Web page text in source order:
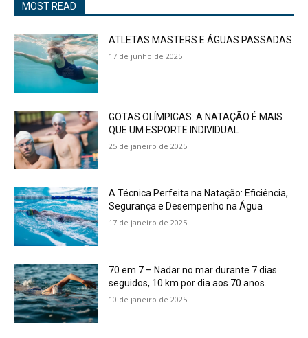
MOST READ
ATLETAS MASTERS E ÁGUAS PASSADAS
17 de junho de 2025
GOTAS OLÍMPICAS: A NATAÇÃO É MAIS
QUE UM ESPORTE INDIVIDUAL
25 de janeiro de 2025
A Técnica Perfeita na Natação: Eficiência,
Segurança e Desempenho na Água
17 de janeiro de 2025
70 em 7 – Nadar no mar durante 7 dias
seguidos, 10 km por dia aos 70 anos.
10 de janeiro de 2025